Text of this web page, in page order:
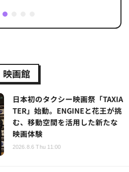
2
映画館
日本初のタクシー映画祭「TAXIA
TER」始動。ENGINEと花王が挑
む、移動空間を活用した新たな
映画体験
2026.8.6 Thu 11:00